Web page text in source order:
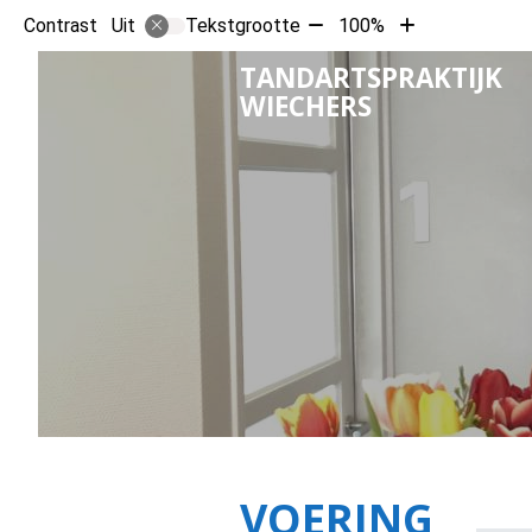
Contrast Uit Tekstgrootte Tekst
verkleinen
met
10%
100%
Tekst
vergroten
met
TANDARTSPRAKTIJK
WIECHERS
VOERING